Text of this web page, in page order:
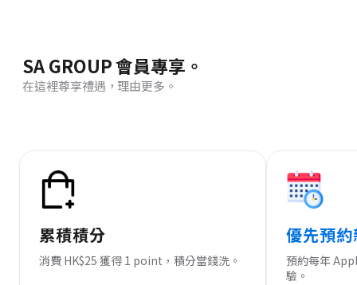
SA GROUP 會員專享。
在這裡尊享禮遇，理由更多。
累積積分
消費 HK$25 獲得 1 point，積分當錢洗。
優先預
預約每年
驗。